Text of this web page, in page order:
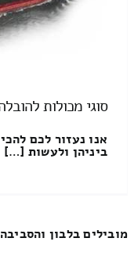
סוגי מכולות
אנו נעזור לכם
ביניהן ולעשות […]
מובילים בלבון והסביבה